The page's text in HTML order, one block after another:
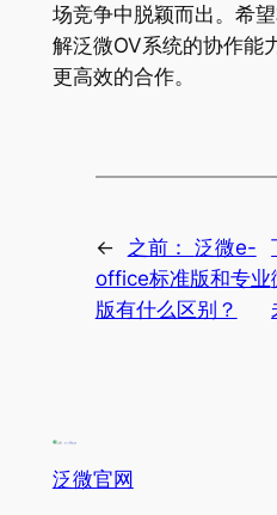
场竞争中脱颖而出。希
解泛微OV系统的协作能
更高效的合作。
← 之前： 泛微e-
office标准版和专业
版有什么区别？
泛微官网